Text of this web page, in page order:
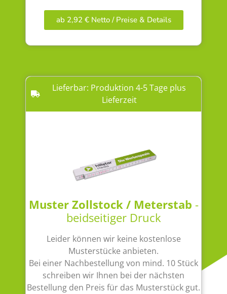
ab 2,92 € Netto / Preise & Details
Lieferbar: Produktion 4-5 Tage plus
Lieferzeit
Muster Zollstock / Meterstab -
beidseitiger Druck
Leider können wir keine kostenlose
Musterstücke anbieten.
Bei einer Nachbestellung von mind. 10 Stück
schreiben wir Ihnen bei der nächsten
Bestellung den Preis für das Musterstück gut.